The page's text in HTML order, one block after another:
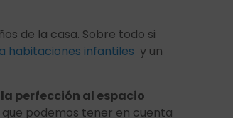
de la casa. Sobre todo si
habitaciones infantiles y un
perfección al espacio
que podemos tener en cuenta